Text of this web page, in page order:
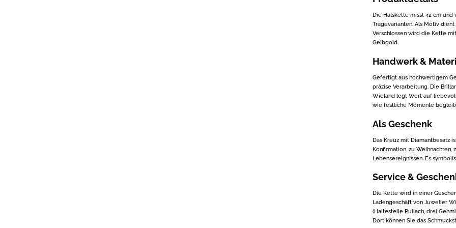
Die Halskette misst 42 cm
Tragevarianten. Als Motiv
Verschlossen wird die Kette
Gelbgold.
Handwerk &
Gefertigt aus hochwertigem
präzise Verarbeitung. Die
Wieland legt Wert auf
wie festliche Momente
Als Geschenk
Das Kreuz mit Diamantbesatz
Konfirmation, zu
Lebensereignissen. Es
Service &
Die Kette wird in einer
Ladengeschäft von Juwelier
(Haltestelle Pullach, drei
Dort können Sie das